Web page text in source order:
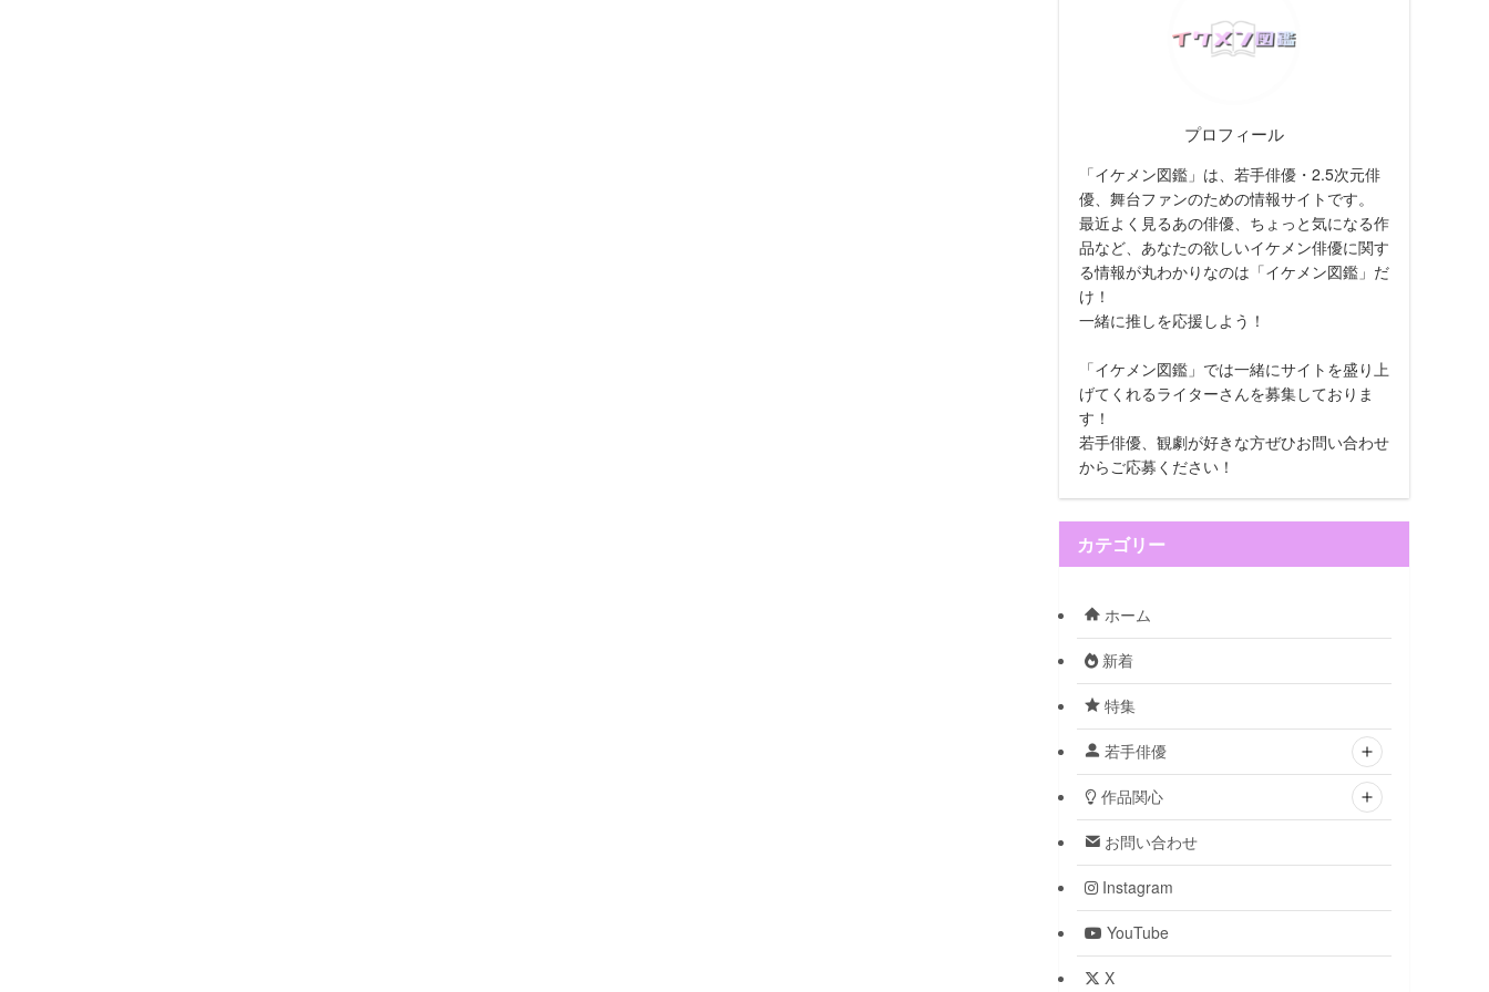
プロフィール
「イケメン図鑑」は、若手俳優・2.5次元俳
優、舞台ファンのための情報サイトです。
最近よく見るあの俳優、ちょっと気になる作
品など、あなたの欲しいイケメン俳優に関す
る情報が丸わかりなのは「イケメン図鑑」だ
け！
一緒に推しを応援しよう！
「イケメン図鑑」では一緒にサイトを盛り上
げてくれるライターさんを募集しておりま
す！
若手俳優、観劇が好きな方ぜひお問い合わせ
からご応募ください！
カテゴリー
ホーム
新着
特集
若手俳優
作品関心
お問い合わせ
Instagram
YouTube
X